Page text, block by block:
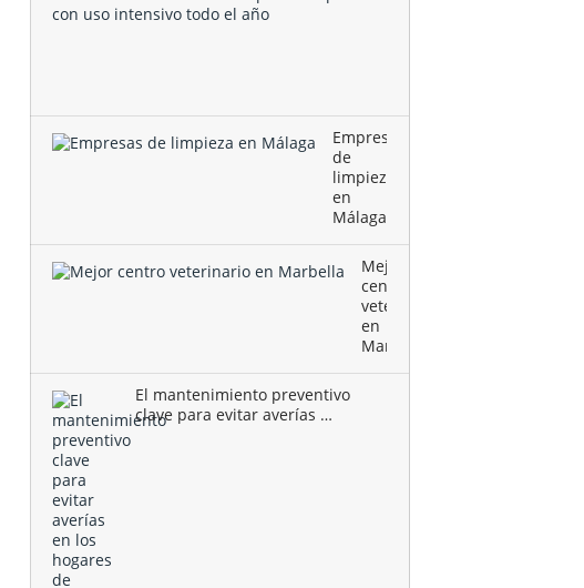
Empresas
de
limpieza
en
Málaga
Mejor
centro
veterinario
en
Marbella
El mantenimiento preventivo
clave para evitar averías …